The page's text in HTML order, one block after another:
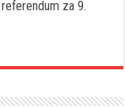
za 9.